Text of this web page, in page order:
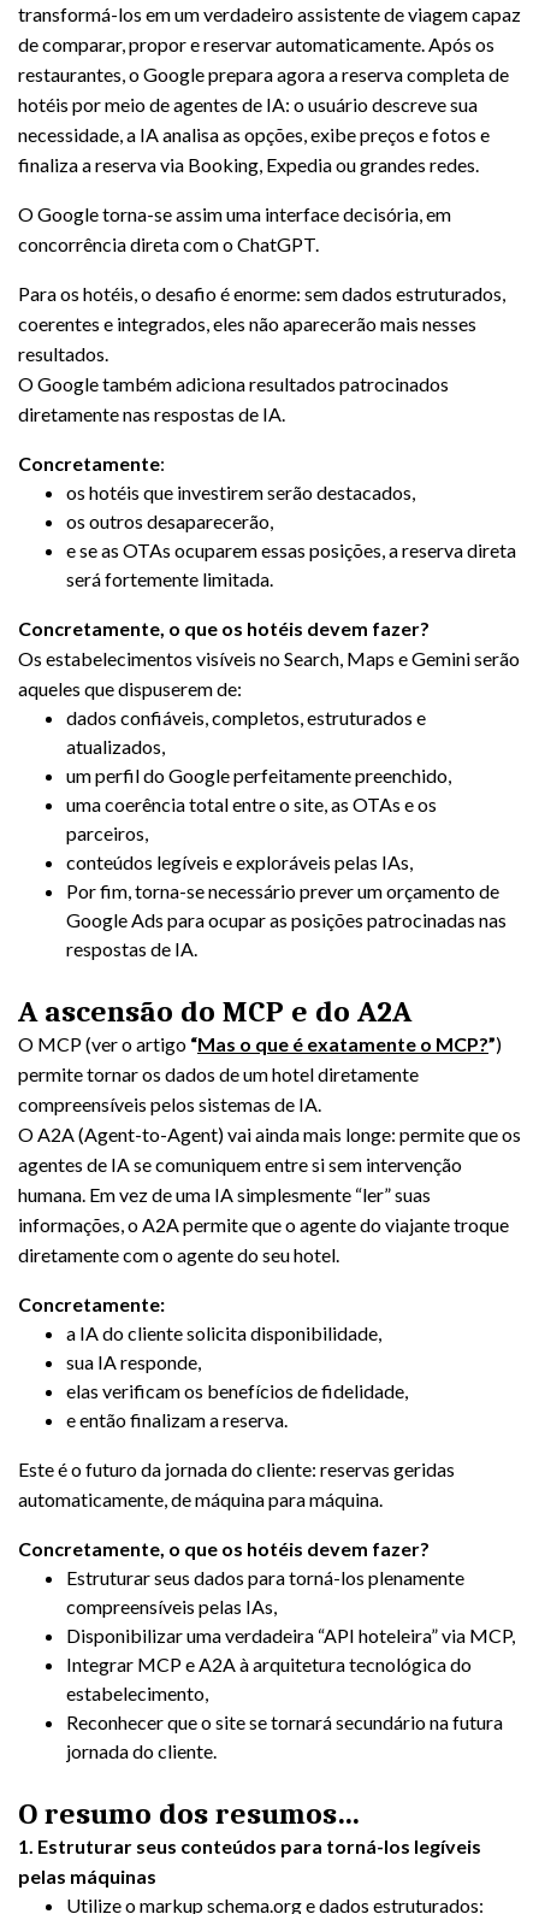
transformá-los em um verdadeiro assistente de viagem capaz
de comparar, propor e reservar automaticamente. Após os
restaurantes, o Google prepara agora a reserva completa de
hotéis por meio de agentes de IA: o usuário descreve sua
necessidade, a IA analisa as opções, exibe preços e fotos e
finaliza a reserva via Booking, Expedia ou grandes redes.
O Google torna-se assim uma interface decisória, em
concorrência direta com o ChatGPT.
Para os hotéis, o desafio é enorme: sem dados estruturados,
coerentes e integrados, eles não aparecerão mais nesses
resultados.
O Google também adiciona resultados patrocinados
diretamente nas respostas de IA.
Concretamente:
os hotéis que investirem serão destacados,
os outros desaparecerão,
e se as OTAs ocuparem essas posições, a reserva direta
será fortemente limitada.
Concretamente, o que os hotéis devem fazer?
Os estabelecimentos visíveis no Search, Maps e Gemini serão
aqueles que dispuserem de:
dados confiáveis, completos, estruturados e
atualizados,
um perfil do Google perfeitamente preenchido,
uma coerência total entre o site, as OTAs e os
parceiros,
conteúdos legíveis e exploráveis pelas IAs,
Por fim, torna-se necessário prever um orçamento de
Google Ads para ocupar as posições patrocinadas nas
respostas de IA.
A ascensão do MCP e do A2A
O MCP (ver o artigo “Mas o que é exatamente o MCP?”)
permite tornar os dados de um hotel diretamente
compreensíveis pelos sistemas de IA.
O A2A (Agent-to-Agent) vai ainda mais longe: permite que os
agentes de IA se comuniquem entre si sem intervenção
humana. Em vez de uma IA simplesmente “ler” suas
informações, o A2A permite que o agente do viajante troque
diretamente com o agente do seu hotel.
Concretamente:
a IA do cliente solicita disponibilidade,
sua IA responde,
elas verificam os benefícios de fidelidade,
e então finalizam a reserva.
Este é o futuro da jornada do cliente: reservas geridas
automaticamente, de máquina para máquina.
Concretamente, o que os hotéis devem fazer?
Estruturar seus dados para torná-los plenamente
compreensíveis pelas IAs,
Disponibilizar uma verdadeira “API hoteleira” via MCP,
Integrar MCP e A2A à arquitetura tecnológica do
estabelecimento,
Reconhecer que o site se tornará secundário na futura
jornada do cliente.
O resumo dos resumos…
1. Estruturar seus conteúdos para torná-los legíveis
pelas máquinas
Utilize o markup schema.org e dados estruturados: